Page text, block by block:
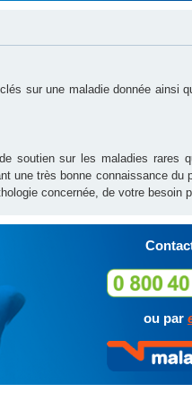
sur une maladie donnée ainsi
soutien sur les maladies rares
une très bonne connaissance
concernée, de votre besoin
ou par